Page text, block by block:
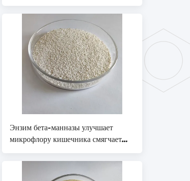
энзимом бета-манназы
Энзим бета-манназы улучшает
микрофлору кишечника смягчает
действие микотоксина